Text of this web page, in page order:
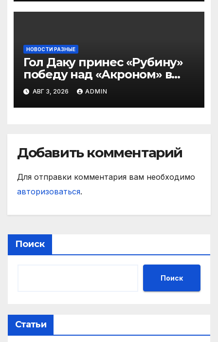
НОВОСТИ РАЗНЫЕ
Гол Даку принес «Рубину»
победу над «Акроном» в
матче РПЛ
АВГ 3, 2026 ADMIN
Добавить комментарий
Для отправки комментария вам необходимо
авторизоваться.
Поиск
Поиск
Статьи